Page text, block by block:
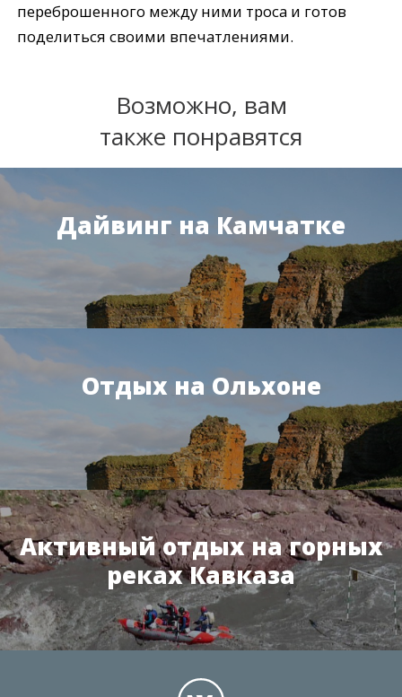
переброшенного между ними троса и готов
поделиться своими впечатлениями.
Возможно, вам
также понравятся
Дайвинг на Камчатке
Отдых на Ольхоне
Активный отдых на горных
реках Кавказа